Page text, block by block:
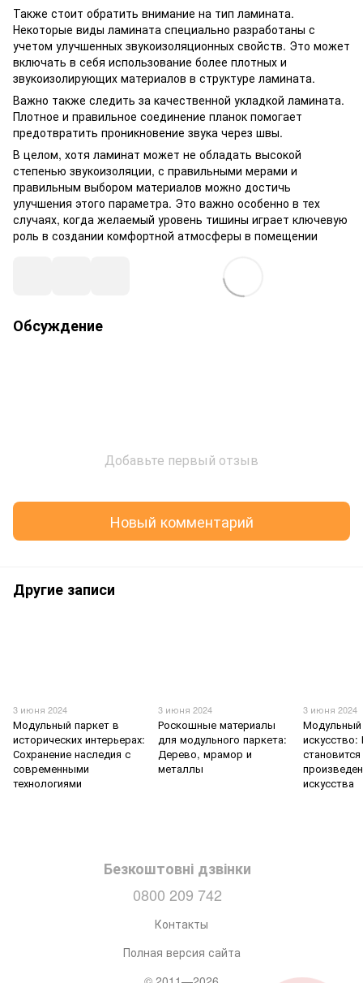
Также стоит обратить внимание на тип ламината.
Некоторые виды ламината специально разработаны с
учетом улучшенных звукоизоляционных свойств. Это может
включать в себя использование более плотных и
звукоизолирующих материалов в структуре ламината.
Важно также следить за качественной укладкой ламината.
Плотное и правильное соединение планок помогает
предотвратить проникновение звука через швы.
В целом, хотя ламинат может не обладать высокой
степенью звукоизоляции, с правильными мерами и
правильным выбором материалов можно достичь
улучшения этого параметра. Это важно особенно в тех
случаях, когда желаемый уровень тишины играет ключевую
роль в создании комфортной атмосферы в помещении
Обсуждение
Добавьте первый отзыв
Новый комментарий
Другие записи
3 июня 2024
Модульный паркет в
исторических интерьерах:
Сохранение наследия с
современными
технологиями
3 июня 2024
Роскошные материалы
для модульного паркета:
Дерево, мрамор и
металлы
3 июня 2024
Модульный
становится
искусства
Безкоштовні дзвінки
0800 209 742
Контакты
Полная версия сайта